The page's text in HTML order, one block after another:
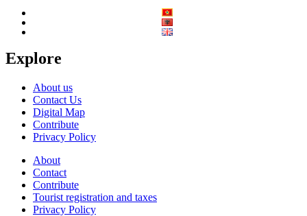
Explore
About us
Contact Us
Digital Map
Contribute
Privacy Policy
About
Contact
Contribute
Tourist registration and taxes
Privacy Policy